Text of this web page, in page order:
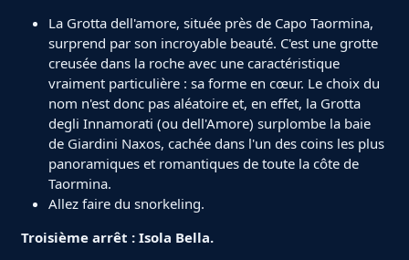
La Grotta dell'amore, située près de Capo Taormina,
surprend par son incroyable beauté. C'est une grotte
creusée dans la roche avec une caractéristique
vraiment particulière : sa forme en cœur. Le choix du
nom n'est donc pas aléatoire et, en effet, la Grotta
degli Innamorati (ou dell'Amore) surplombe la baie
de Giardini Naxos, cachée dans l'un des coins les plus
panoramiques et romantiques de toute la côte de
Taormina.
Allez faire du snorkeling.
Troisième arrêt : Isola Bella.